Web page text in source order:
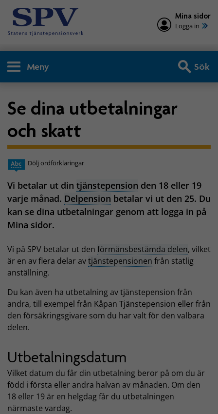
Mina sidor
Logga in
Meny Sök
Se dina utbetalningar
och skatt
Dölj ordförklaringar
Vi betalar ut din tjänstepension den 18 eller 19
varje månad. Delpension betalar vi ut den 25. Du
kan se dina utbetalningar genom att logga in på
Mina sidor.
Vi på SPV betalar ut den förmånsbestämda delen, vilket
är en av flera delar avtjänstepensionen från statlig
anställning.
Du kan även ha utbetalning av tjänstepension från
andra, till exempel från Kåpan Tjänstepension eller från
den försäkringsgivare som du har valt för den valbara
delen.
Utbetalningsdatum
Vilket datum du får din utbetalning beror på om du är
född i första eller andra halvan av månaden. Om den
18 eller 19 är en helgdag får du utbetalningen
närmaste vardag.